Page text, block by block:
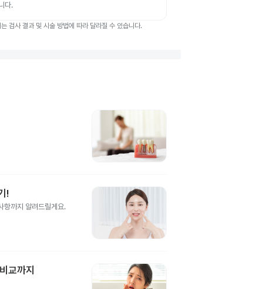
다.
검사 결과 및 시술 방법에 따라 달라질 수 있습니다.
!
항까지 알려드릴게요.
교까지